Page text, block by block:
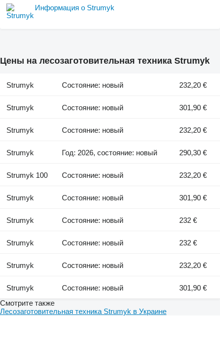
Информация о Strumyk
Цены на лесозаготовительная техника Strumyk
Strumyk Состояние: новый 232,20 €
Strumyk Состояние: новый 301,90 €
Strumyk Состояние: новый 232,20 €
Strumyk Год: 2026, состояние: новый 290,30 €
Strumyk 100 Состояние: новый 232,20 €
Strumyk Состояние: новый 301,90 €
Strumyk Состояние: новый 232 €
Strumyk Состояние: новый 232 €
Strumyk Состояние: новый 232,20 €
Strumyk Состояние: новый
301,90 €
Смотрите также
Лесозаготовительная техника Strumyk в Украине